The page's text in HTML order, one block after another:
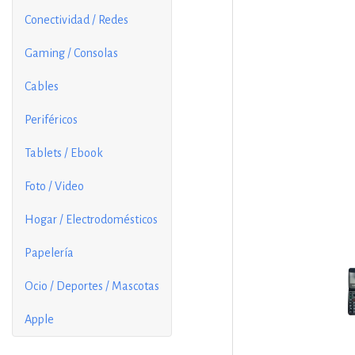
Conectividad / Redes
Gaming / Consolas
Cables
Periféricos
Tablets / Ebook
Foto / Video
Hogar / Electrodomésticos
Papelería
Ocio / Deportes / Mascotas
Apple